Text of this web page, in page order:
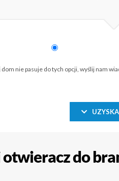
dom nie pasuje do tych opcji, wyślij nam
do